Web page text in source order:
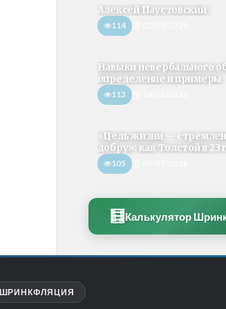
Алексей Паустовский
114
Навыки невербального
определение и примеры
113
«Цель жизни —
добру»: как Толстой в 23
105
🧮 Калькулятор
ШРИНКФЛЯЦИЯ